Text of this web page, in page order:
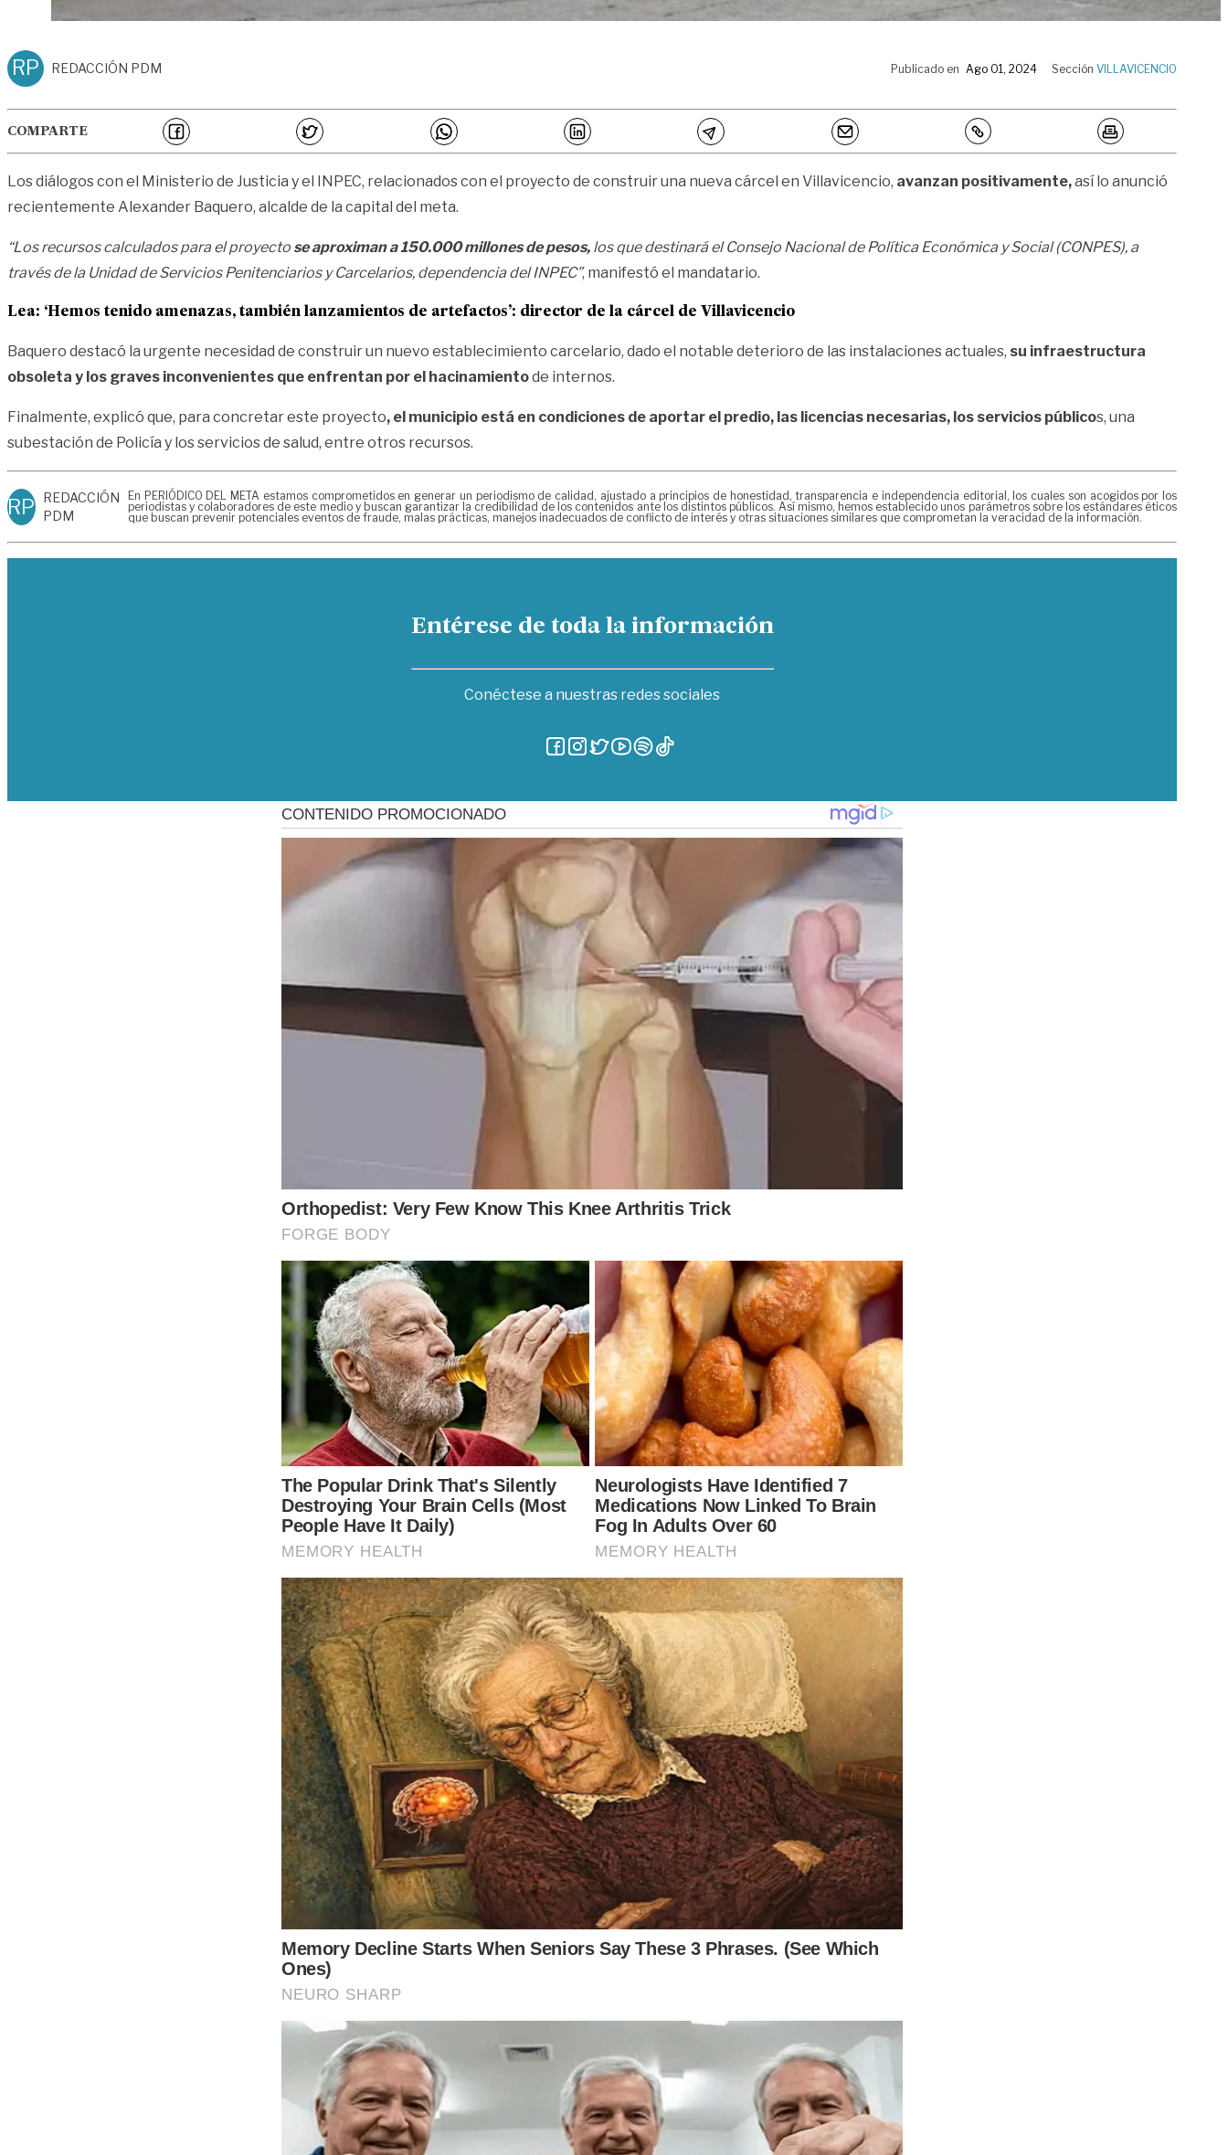
RP REDACCIÓN PDM Publicado en Ago 01, 2024 Sección VILLAVICENCIO
COMPARTE
Los diálogos con el Ministerio de Justicia y el INPEC, relacionados con el proyecto de construir una nueva cárcel en Villavicencio, avanzan positivamente,así lo anunció
recientemente Alexander Baquero, alcalde de la capital del meta.
“Los recursos calculados para el proyecto se aproximan a 150.000 millones de pesos, los que destinará el Consejo Nacional de Política Económica y Social (CONPES), a
través de la Unidad de Servicios Penitenciarios y Carcelarios, dependencia del INPEC”, manifestó el mandatario.
Lea: ‘Hemos tenido amenazas, también lanzamientos de artefactos’: director de la cárcel de Villavicencio
Baquero destacó la urgente necesidad de construir un nuevo establecimiento carcelario, dado el notable deterioro de las instalaciones actuales, su infraestructura
obsoleta y los graves inconvenientes que enfrentan por el hacinamientode internos.
Finalmente, explicó que, para concretar este proyecto, el municipio está en condiciones de aportar el predio, las licencias necesarias, los servicios públicos, una
subestación de Policía y los servicios de salud, entre otros recursos.
RP REDACCIÓN
PDM
En PERIÓDICO DEL META estamos comprometidos en generar un periodismo de calidad, ajustado a principios de honestidad, transparencia e independencia editorial, los cuales son acogidos por los
periodistas y colaboradores de este medio y buscan garantizar la credibilidad de los contenidos ante los distintos públicos. Así mismo, hemos establecido unos parámetros sobre los estándares éticos
que buscan prevenir potenciales eventos de fraude, malas prácticas, manejos inadecuados de conflicto de interés y otras situaciones similares que comprometan la veracidad de la información.
Entérese de toda la información
Conéctese a nuestras redes sociales